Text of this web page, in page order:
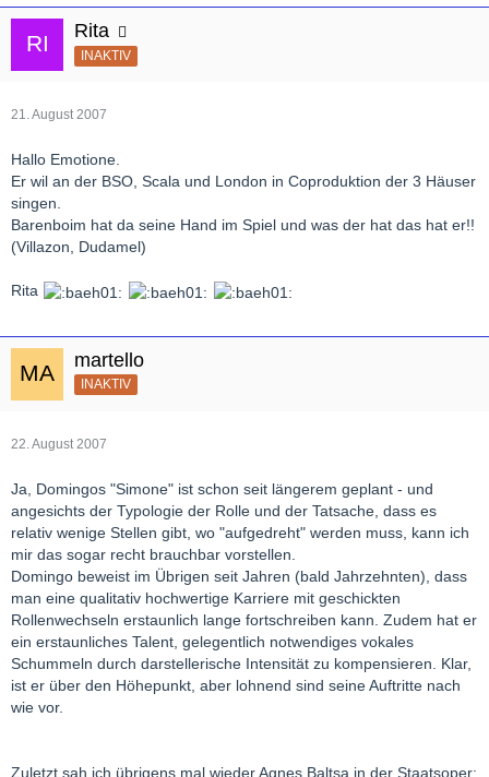
Rita
INAKTIV
21. August 2007
Hallo Emotione.
Er wil an der BSO, Scala und London in Coproduktion der 3 Häuser
singen.
Barenboim hat da seine Hand im Spiel und was der hat das hat er!!
(Villazon, Dudamel)
Rita
martello
INAKTIV
22. August 2007
Ja, Domingos "Simone" ist schon seit längerem geplant - und
angesichts der Typologie der Rolle und der Tatsache, dass es
relativ wenige Stellen gibt, wo "aufgedreht" werden muss, kann ich
mir das sogar recht brauchbar vorstellen.
Domingo beweist im Übrigen seit Jahren (bald Jahrzehnten), dass
man eine qualitativ hochwertige Karriere mit geschickten
Rollenwechseln erstaunlich lange fortschreiben kann. Zudem hat er
ein erstaunliches Talent, gelegentlich notwendiges vokales
Schummeln durch darstellerische Intensität zu kompensieren. Klar,
ist er über den Höhepunkt, aber lohnend sind seine Auftritte nach
wie vor.
Zuletzt sah ich übrigens mal wieder Agnes Baltsa in der Staatsoper: